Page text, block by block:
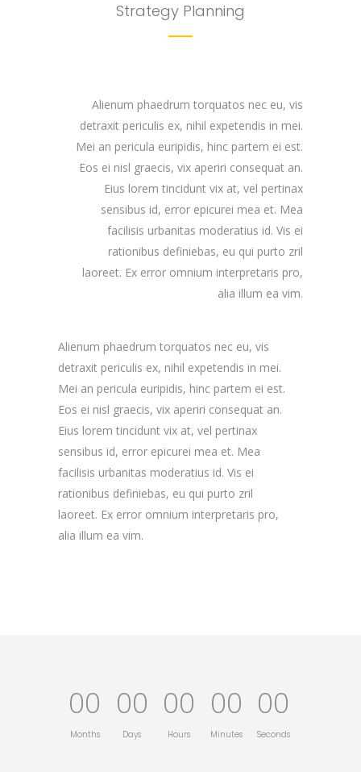
Strategy Planning
Alienum phaedrum torquatos nec eu, vis
detraxit periculis ex, nihil expetendis in mei.
Mei an pericula euripidis, hinc partem ei est.
Eos ei nisl graecis, vix aperiri consequat an.
Eius lorem tincidunt vix at, vel pertinax
sensibus id, error epicurei mea et. Mea
facilisis urbanitas moderatius id. Vis ei
rationibus definiebas, eu qui purto zril
laoreet. Ex error omnium interpretaris pro,
alia illum ea vim.
Alienum phaedrum torquatos nec eu, vis
detraxit periculis ex, nihil expetendis in mei.
Mei an pericula euripidis, hinc partem ei est.
Eos ei nisl graecis, vix aperiri consequat an.
Eius lorem tincidunt vix at, vel pertinax
sensibus id, error epicurei mea et. Mea
facilisis urbanitas moderatius id. Vis ei
rationibus definiebas, eu qui purto zril
laoreet. Ex error omnium interpretaris pro,
alia illum ea vim.
00
Months
00
Days
00
Hours
00
Minutes
00
Seconds